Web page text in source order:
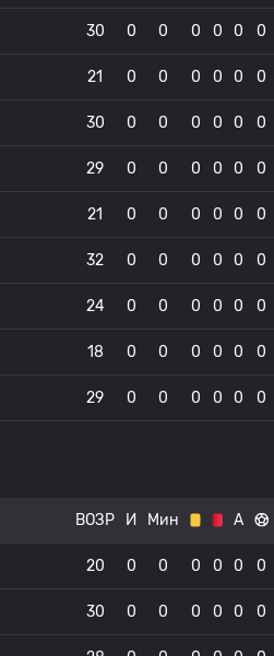
30 0 0 0 0 0 0
21 0 0 0 0 0 0
30 0 0 0 0 0 0
29 0 0 0 0 0 0
21 0 0 0 0 0 0
32 0 0 0 0 0 0
24 0 0 0 0 0 0
18 0 0 0 0 0 0
29 0 0 0 0 0 0
ВОЗР И Мин А
20 0 0 0 0 0 0
30 0 0 0 0 0 0